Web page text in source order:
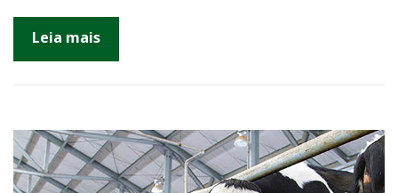
Leia mais